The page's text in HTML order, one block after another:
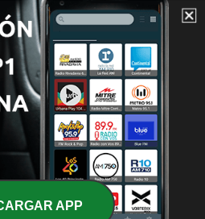
QUE ESPERAMOS
con muy poquito
with very little
APP